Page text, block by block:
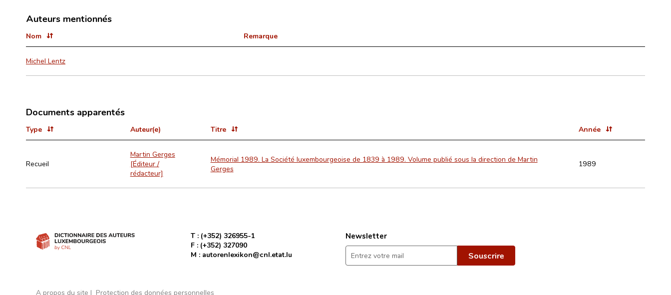
Auteurs mentionnés
Nom Remarque
Michel Lentz
Documents apparentés
Type Auteur(e) Titre Année
Recueil
Martin Gerges
[Éditeur /
rédacteur]
Mémorial 1989. La Société luxembourgeoise de 1839 à 1989. Volume publié sous la direction de Martin
Gerges
1989
T : (+352) 326955-1
F : (+352) 327090
M : autorenlexikon@cnl.etat.lu
Newsletter
A propos du site Protection des données personnelles